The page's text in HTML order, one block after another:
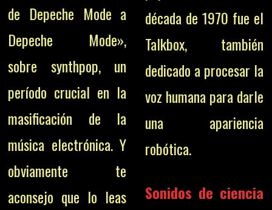
de Depeche Mode a
Depeche Mode»,
sobre synthpop, un
período crucial en la
masificación de la
música electrónica. Y
obviamente te
aconsejo que lo leas
década de 1970 fue el
Talkbox, también
dedicado a procesar la
voz humana para darle
una apariencia
robótica.
Sonidos de ciencia